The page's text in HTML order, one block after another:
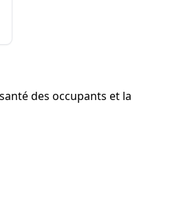
des occupants et la